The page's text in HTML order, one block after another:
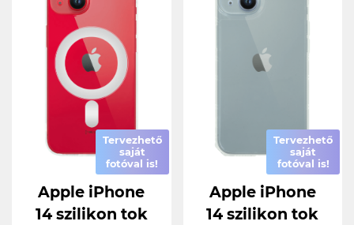
Tervezhető
saját
fotóval is!
Apple iPhone
14 szilikon tok
Tervezhető
saját
fotóval is!
Apple iPhone
14 szilikon tok